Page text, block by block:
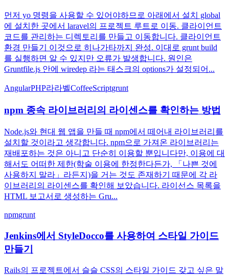
먼저 yo 명령을 사용할 수 있어야하므로 아래에서 설치 global
에 설치한 곳에서 laravel의 프로젝트 루트로 이동. 클라이언트
코드를 관리하는 디렉토리를 만들고 이동합니다. 클라이언트
환경 만들기 이것으로 히나가타까지 완성. 이대로 grunt build
를 실행하면 알 수 있지만 오류가 발생합니다. 원인은
Gruntfile.js 안에 wiredep 라는 태스크의 options가 설정되어...
AngularPHP라라벨CoffeeScriptgrunt
npm 종속 라이브러리의 라이센스를 확인하는 방법
Node.js와 현대 웹 앱을 만들 때 npm에서 떼어내 라이브러리를
설치할 것이라고 생각합니다. npm으로 가져온 라이브러리는
재배포하는 것은 아니고 단순히 이용할 뿐입니다만, 이용에 대
해서도 어떠한 제한(학술 이용에 한정한다든가, 「나쁜 것에
사용하지 말라」라든지)을 거는 것도 존재하기 때문에 각 라
이브러리의 라이센스를 확인해 보았습니다. 라이선스 목록을
HTML 보고서로 생성하는 Gru...
npmgrunt
Jenkins에서 StyleDocco를 사용하여 스타일 가이드
만들기
Rails의 프로젝트에서 슬슬 CSS의 스타일 가이드 갖고 싶은 말